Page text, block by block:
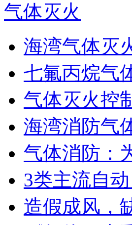
气体灭火
海湾气体灭
七氟丙烷气
气体灭火控
海湾消防气
气体消防：
3类主流自
造假成风，